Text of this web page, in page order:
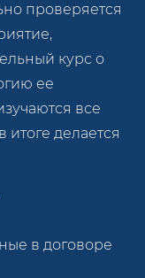
проверяется
курс о
ее
все
делается
в договоре